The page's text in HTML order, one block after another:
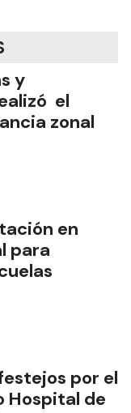
y
el
zonal
en
para
por el
Hospital de